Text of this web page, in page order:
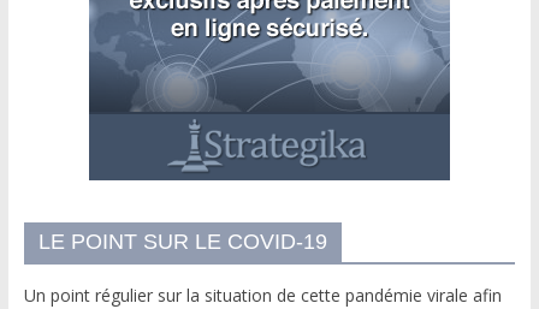
LE POINT SUR LE COVID-19
Un point régulier sur la situation de cette pandémie virale afin